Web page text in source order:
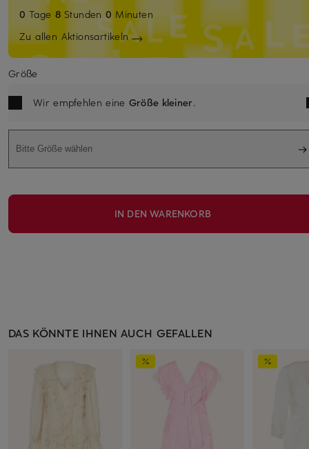
0 Tage8 Stunden0 Minuten
Zu allen Aktionsartikeln
Größe
Wir empfehlen eine Größe kleiner.
Bitte Größe wählen
IN DEN WARENKORB
DAS KÖNNTE IHNEN AUCH GEFALLEN